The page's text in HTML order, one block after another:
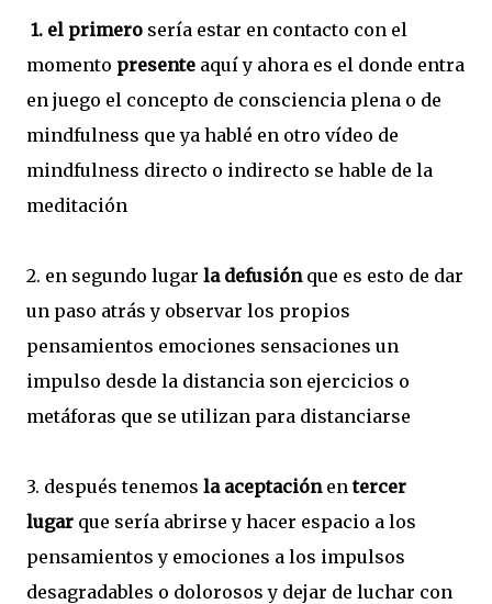
1. el primero sería estar en contacto con el
momento presente aquí y ahora es el donde entra
en juego el concepto de consciencia plena o de
mindfulness que ya hablé en otro vídeo de
mindfulness directo o indirecto se hable de la
meditación
2. en segundo lugar la defusión que es esto de dar
un paso atrás y observar los propios
pensamientos emociones sensaciones un
impulso desde la distancia son ejercicios o
metáforas que se utilizan para distanciarse
3. después tenemos la aceptaciónentercer
lugar que sería abrirse y hacer espacio a los
pensamientos y emociones a los impulsos
desagradables o dolorosos y dejar de luchar con